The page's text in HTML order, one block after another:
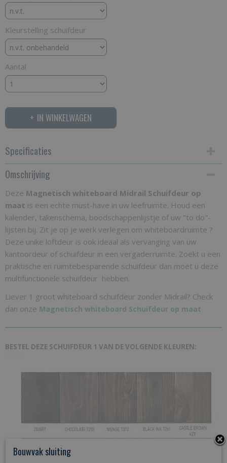
Kleurstelling schuifdeur
Aantal
IN WINKELWAGEN
Specificaties
Productcode
Bruto gewicht
25,00 Kg
Omschrijving
Deze Magnetisch whiteboard Midrail Schuifdeur op
maat is een echte must-have in uw leefruimte. Houd een
kalender, takenschema, boodschappenlijstje of uw "to do"-
lijsten bij. Zit je op je werk verlegen om whiteboardruimte ?
Deze unike loftdeur is ook ideaal als vervanging van uw
kantoordeur of schuifdeur in een vergaderruimte. Zoekt u een
praktische en ruimtebesparende schuifdeur dan moet u deze
multifunctionele schuifdeur hebben.
Liever 1 groot whiteboard schuifdeur zonder Midrail? Check
dan onze Magnetisch whiteboard Schuifdeur op maat
BESTEL DEZE SCHUIFDEUR 1 VAN DE VOLGENDE KLEUREN:
Bouwvak sluiting